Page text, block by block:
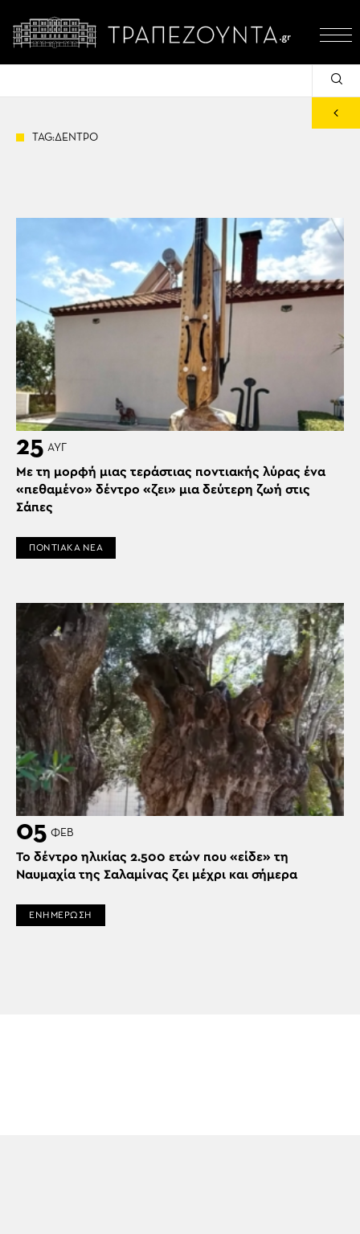
TAG:ΔΕΝΤΡΟ
25 ΑΥΓ
Με τη μορφή μιας τεράστιας ποντιακής λύρας ένα
«πεθαμένο» δέντρο «ζει» μια δεύτερη ζωή στις
Σάπες
ΠΟΝΤΙΑΚΑ ΝΕΑ
05 ΦΕΒ
Το δέντρο ηλικίας 2.500 ετών που «είδε» τη
Ναυμαχία της Σαλαμίνας ζει μέχρι και σήμερα
ΕΝΗΜΕΡΩΣΗ